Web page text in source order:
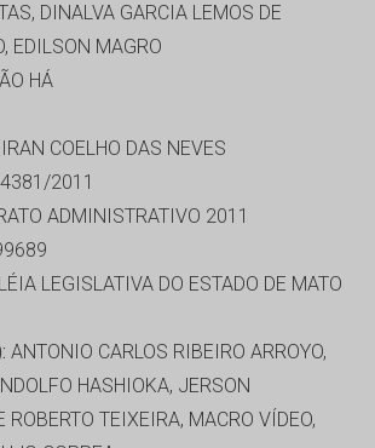
DINALVA GARCIA LEMOS DE
EDILSON MAGRO
HÁ
COELHO DAS NEVES
2011
ADMINISTRATIVO 2011
LEGISLATIVA DO ESTADO DE MATO
ANTONIO CARLOS RIBEIRO ARROYO,
HASHIOKA, JERSON
ROBERTO TEIXEIRA, MACRO VÍDEO,